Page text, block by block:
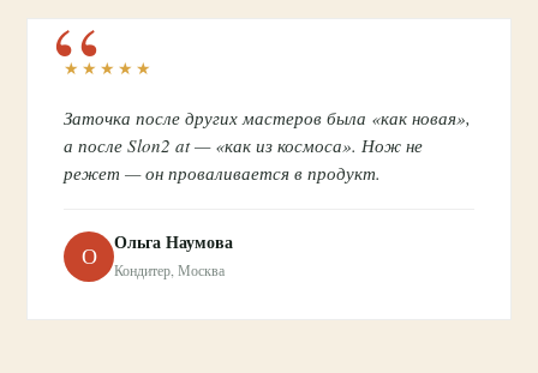
★★★★★
Заточка после других мастеров была «как новая»,
а после Slon2 at — «как из космоса». Нож не
режет — он проваливается в продукт.
О Ольга Наумова
Кондитер, Москва